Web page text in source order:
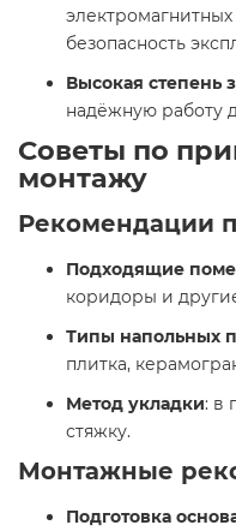
безопасность
Высокая степень
надёжную работу
Советы по
монтажу
Рекомендации
Подходящие
коридоры и
Типы напольных
плитка,
Метод укладки: в
стяжку.​
Монтажные
Подготовка